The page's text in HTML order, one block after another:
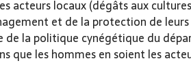
acteurs locaux (dégâts aux
et de la protection de
de la politique cynégétique du
que les hommes en soient les